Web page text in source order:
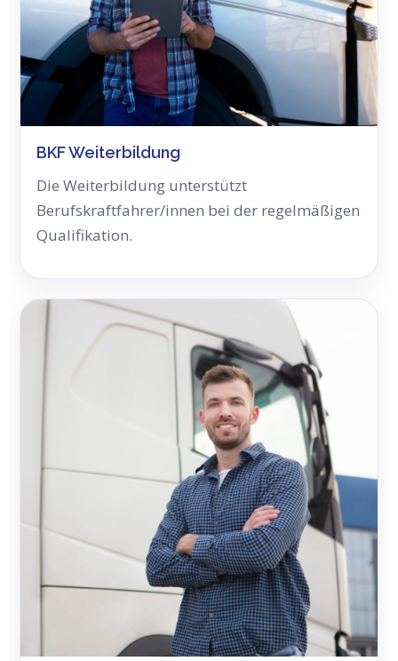
BKF Weiterbildung
Die Weiterbildung unterstützt
Berufskraftfahrer/innen bei der regelmäßigen
Qualifikation.